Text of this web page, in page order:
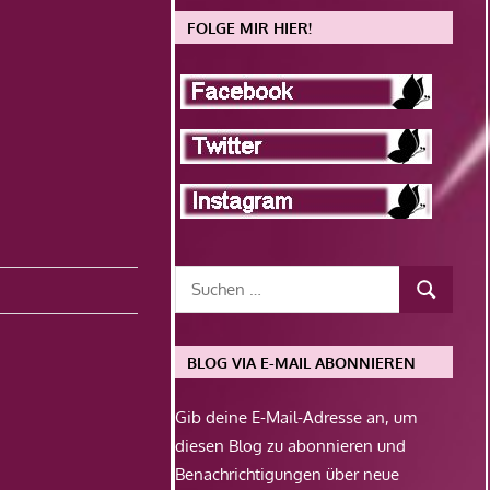
FOLGE MIR HIER!
BLOG VIA E-MAIL ABONNIEREN
Gib deine E-Mail-Adresse an, um
diesen Blog zu abonnieren und
Benachrichtigungen über neue